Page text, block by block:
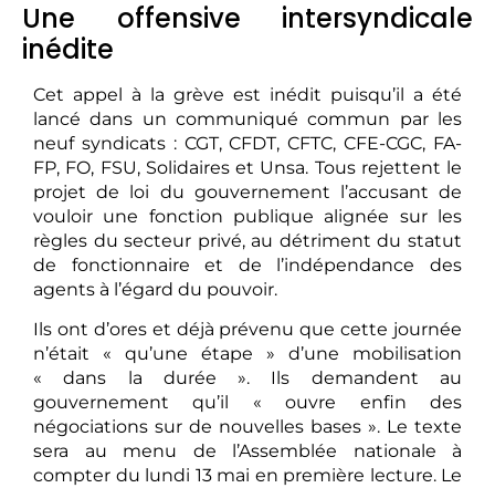
Une offensive intersyndicale
inédite
Cet appel à la grève est inédit puisqu’il a été
lancé dans un communiqué commun par les
neuf syndicats : CGT, CFDT, CFTC, CFE-CGC, FA-
FP, FO, FSU, Solidaires et Unsa. Tous rejettent le
projet de loi du gouvernement l’accusant de
vouloir une fonction publique alignée sur les
règles du secteur privé, au détriment du statut
de fonctionnaire et de l’indépendance des
agents à l’égard du pouvoir.
Ils ont d’ores et déjà prévenu que cette journée
n’était « qu’une étape » d’une mobilisation
« dans la durée ». Ils demandent au
gouvernement qu’il « ouvre enfin des
négociations sur de nouvelles bases ». Le texte
sera au menu de l’Assemblée nationale à
compter du lundi 13 mai en première lecture. Le